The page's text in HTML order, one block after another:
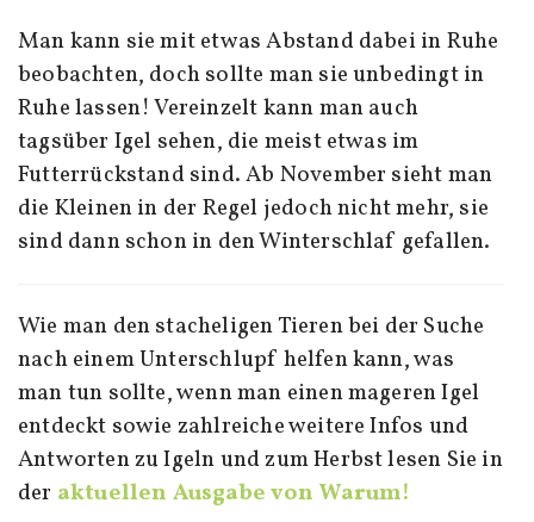
Man kann sie mit etwas Abstand dabei in Ruhe
beobachten, doch sollte man sie unbedingt in
Ruhe lassen! Vereinzelt kann man auch
tagsüber Igel sehen, die meist etwas im
Futterrückstand sind. Ab November sieht man
die Kleinen in der Regel jedoch nicht mehr, sie
sind dann schon in den Winterschlaf gefallen.
Wie man den stacheligen Tieren bei der Suche
nach einem Unterschlupf helfen kann, was
man tun sollte, wenn man einen mageren Igel
entdeckt sowie zahlreiche weitere Infos und
Antworten zu Igeln und zum Herbst lesen Sie in
der aktuellen Ausgabe von Warum!